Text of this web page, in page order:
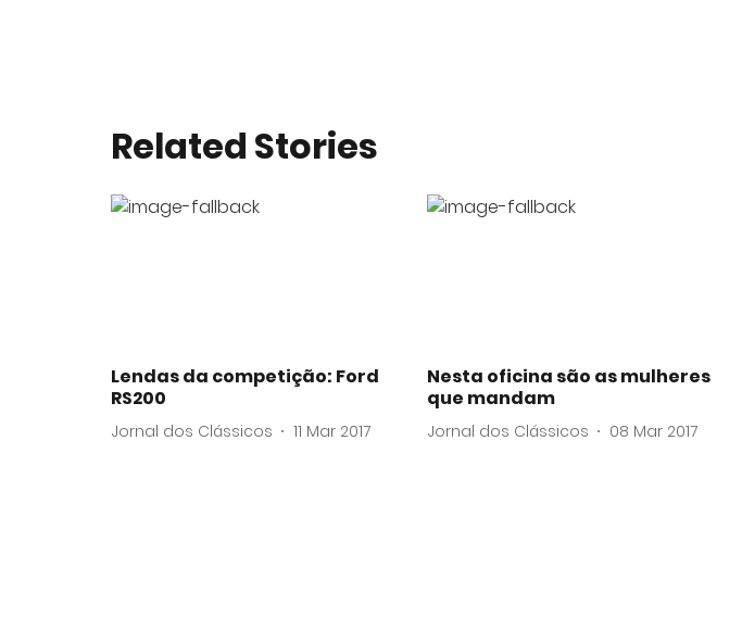
Related Stories
Lendas da competição: Ford
RS200
Jornal dos Clássicos 11 Mar 2017
Nesta oficina são as mulheres
que mandam
Jornal dos Clássicos 08 Mar 2017